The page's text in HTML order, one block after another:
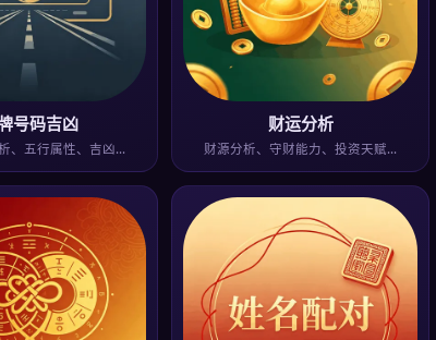
号码吉凶
、五行属性、吉凶…
财运分析
财源分析、守财能力、投资天赋…